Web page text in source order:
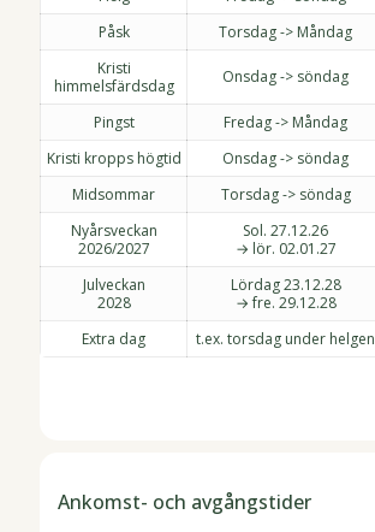
Påsk
Torsdag -> Måndag
Kristi
himmelsfärdsdag
Onsdag -> söndag
Pingst Fredag -> Måndag
Kristi kropps högtid
Onsdag -> söndag
Midsommar
Torsdag -> söndag
Nyårsveckan
2026/2027
Sol. 27.12.26
→ lör. 02.01.27
Julveckan
2028
Lördag 23.12.28
→ fre. 29.12.28
Extra dag t.ex. torsdag under helgen
Ankomst- och avgångstider